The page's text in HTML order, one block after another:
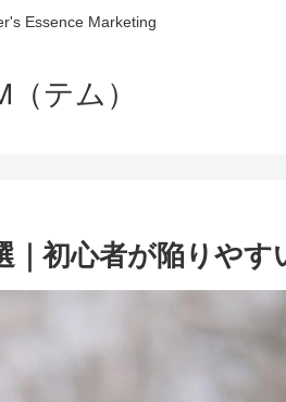
Essence Marketing
（テム）
｜初心者が陥りやす